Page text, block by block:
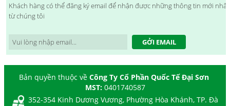
Khách hàng có thể đăng ký email để nhận được những thông tin mới nhất
từ chúng tôi
GỞI EMAIL
Bản quyền thuộc về Công Ty Cổ Phần Quốc Tế Đại Sơn
MST: 0401740587
352-354 Kinh Dương Vương, Phường Hòa Khánh, TP. Đà